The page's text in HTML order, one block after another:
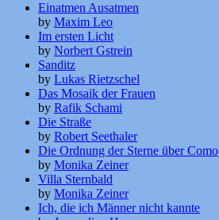
Einatmen Ausatmen
by Maxim Leo
Im ersten Licht
by Norbert Gstrein
Sanditz
by Lukas Rietzschel
Das Mosaik der Frauen
by Rafik Schami
Die Straße
by Robert Seethaler
Die Ordnung der Sterne über Como
by Monika Zeiner
Villa Sternbald
by Monika Zeiner
Ich, die ich Männer nicht kannte